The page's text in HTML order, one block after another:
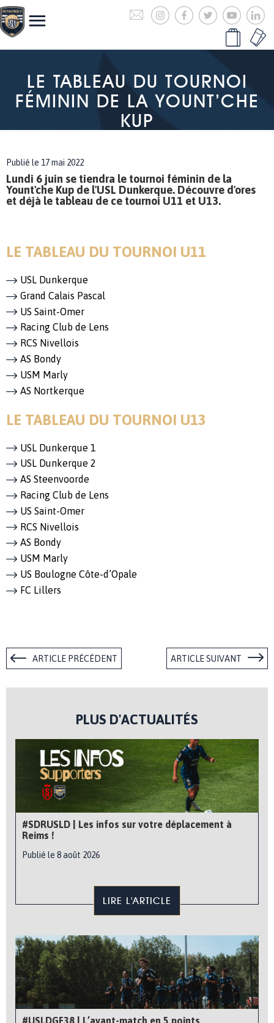
LE TABLEAU DU TOURNOI
FÉMININ DE LA YOUNT’CHE
KUP
Publié le 17 mai 2022
Lundi 6 juin se tiendra le tournoi féminin de la
Yount'che Kup de l'USL Dunkerque. Découvre d'ores
et déjà le tableau de ce tournoi U11 et U13.
LE TABLEAU DU TOURNOI U11
USL Dunkerque
Grand Calais Pascal
US Saint-Omer
Racing Club de Lens
RCS Nivellois
AS Bondy
USM Marly
AS Nortkerque
LE TABLEAU DU TOURNOI U13
USL Dunkerque 1
USL Dunkerque 2
AS Steenvoorde
Racing Club de Lens
US Saint-Omer
RCS Nivellois
AS Bondy
USM Marly
US Boulogne Côte-d’Opale
FC Lillers
ARTICLE PRÉCÉDENT ARTICLE SUIVANT
PLUS D'ACTUALITÉS
#SDRUSLD | Les infos sur votre déplacement à
Reims !
Publié le 8 août 2026
LIRE L'ARTICLE
#USLDGF38 | L’avant-match en 5 points